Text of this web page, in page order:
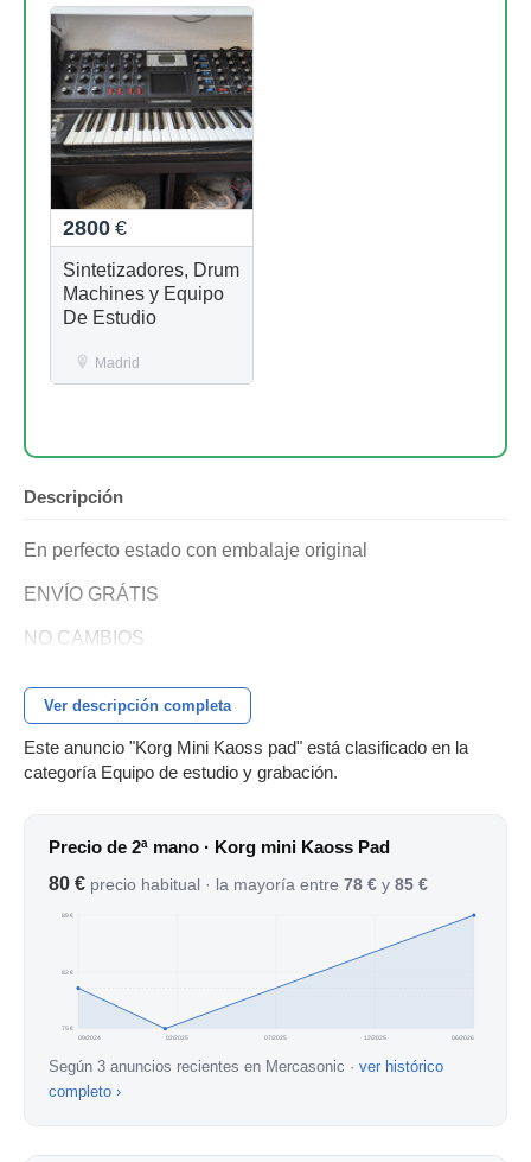
2800 €
Sintetizadores, Drum
Machines y Equipo
De Estudio
Madrid
Descripción
En perfecto estado con embalaje original
ENVÍO GRÁTIS
NO CAMBIOS
Ver descripción completa
Este anuncio "Korg Mini Kaoss pad" está clasificado en la
categoría Equipo de estudio y grabación.
Precio de 2ª mano · Korg mini Kaoss Pad
80 € precio habitual · la mayoría entre 78 € y 85 €
75 €
82 €
89 €
09/2024 02/2025 07/2025 12/2025 06/2026
Según 3 anuncios recientes en Mercasonic · ver histórico
completo ›